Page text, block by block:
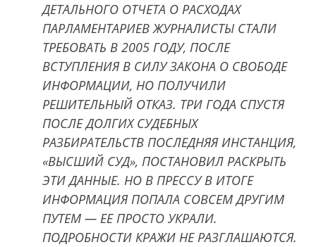
ДЕТАЛЬНОГО ОТЧЕТА О РАСХОДАХ
ПАРЛАМЕНТАРИЕВ ЖУРНАЛИСТЫ СТАЛИ
ТРЕБОВАТЬ В 2005 ГОДУ, ПОСЛЕ
ВСТУПЛЕНИЯ В СИЛУ ЗАКОНА О СВОБОДЕ
ИНФОРМАЦИИ, НО ПОЛУЧИЛИ
РЕШИТЕЛЬНЫЙ ОТКАЗ. ТРИ ГОДА СПУСТЯ
ПОСЛЕ ДОЛГИХ СУДЕБНЫХ
РАЗБИРАТЕЛЬСТВ ПОСЛЕДНЯЯ ИНСТАНЦИЯ,
«ВЫСШИЙ СУД», ПОСТАНОВИЛ РАСКРЫТЬ
ЭТИ ДАННЫЕ. НО В ПРЕССУ В ИТОГЕ
ИНФОРМАЦИЯ ПОПАЛА СОВСЕМ ДРУГИМ
ПУТЕМ — ЕЕ ПРОСТО УКРАЛИ.
ПОДРОБНОСТИ КРАЖИ НЕ РАЗГЛАШАЮТСЯ.